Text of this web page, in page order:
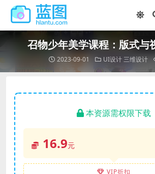
召物少年美学课程：版式与
2023-09-01 UI设计三维设计
本资源需权限下载
16.9元
VIP折扣